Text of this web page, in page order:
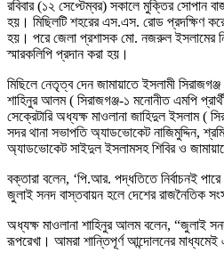
রবিবার (১২ সেপ্টেম্বর) সকালে মুক্তির সোপান
হয়। মিছিলটি শহরের এস.এস. রোড প্রদক্ষিণ করে
হয়। পরে জেলা প্রশাসক মো. নজরুল ইসলামের
স্মারকলিপি প্রদান করা হয়।
মিছিলে নেতৃত্ব দেন জামায়াতে ইসলামী
শাহিনুর আলম ( সিরাজগঞ্জ-১ মনোনীত এমপি
সেক্রেটারি অধ্যক্ষ মাওলানা জাহিদুল ইসলাম (
সদর থানা সভাপতি অ্যাডভোকেট নাজিমুদ্দিন,
অ্যাডভোকেট সাইদুল ইসলামসহ শিবির ও
বক্তারা বলেন, ‘পি.আর. পদ্ধতিতে নির্বাচনই
জুলাই সনদ বাস্তবায়ন হলে দেশের রাজনৈতিক
অধ্যক্ষ মাওলানা শাহিনুর আলম বলেন, “জুলাই
রূপরেখা। আমরা শান্তিপূর্ণ আন্দোলনের